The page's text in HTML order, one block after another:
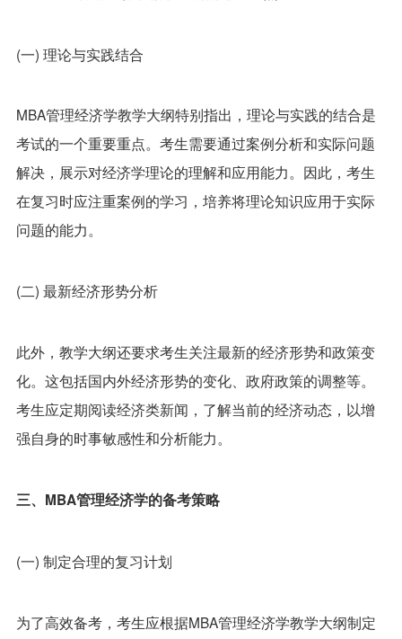
(一) 理论与实践结合
MBA管理经济学教学大纲特别指出，理论与实践的结合是
考试的一个重要重点。考生需要通过案例分析和实际问题
解决，展示对经济学理论的理解和应用能力。因此，考生
在复习时应注重案例的学习，培养将理论知识应用于实际
问题的能力。
(二) 最新经济形势分析
此外，教学大纲还要求考生关注最新的经济形势和政策变
化。这包括国内外经济形势的变化、政府政策的调整等。
考生应定期阅读经济类新闻，了解当前的经济动态，以增
强自身的时事敏感性和分析能力。
三、MBA管理经济学的备考策略
(一) 制定合理的复习计划
为了高效备考，考生应根据MBA管理经济学教学大纲制定